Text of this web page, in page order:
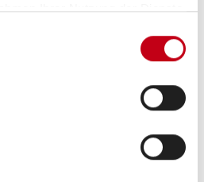
Ihrer Nutzung der Dienste
und